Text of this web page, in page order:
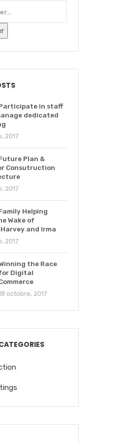
in staff
dedicated
2017
Plan &
Consutruction
2017
Helping
Wake of
and Irma
2017
the Race
Digital
octobre, 2017